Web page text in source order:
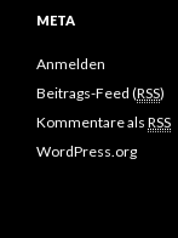
META
Anmelden
Beitrags-Feed (RSS)
Kommentare als RSS
WordPress.org